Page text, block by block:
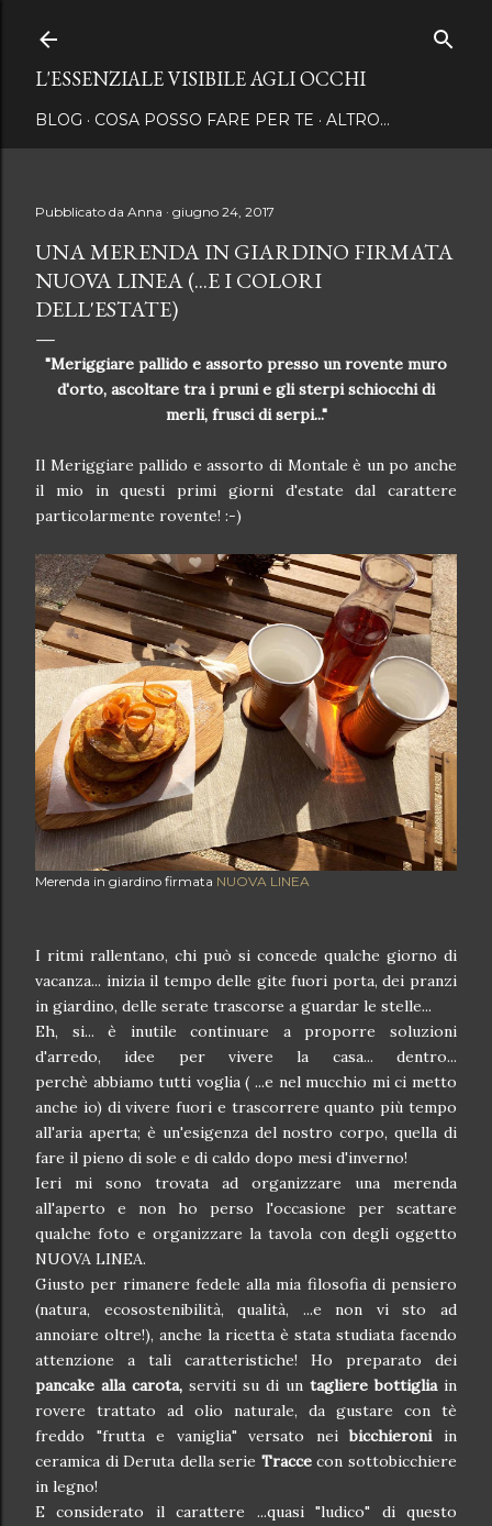
L'ESSENZIALE VISIBILE AGLI OCCHI
BLOG COSA POSSO FARE PER TE ALTRO…
Pubblicato da Anna giugno 24, 2017
UNA MERENDA IN GIARDINO FIRMATA
NUOVA LINEA (...E I COLORI
DELL'ESTATE)
"Meriggiare pallido e assorto presso un rovente muro
d'orto, ascoltare tra i pruni e gli sterpi schiocchi di
merli, frusci di serpi..."
Il Meriggiare pallido e assorto di Montale è un po anche
il mio in questi primi giorni d'estate dal carattere
particolarmente rovente! :-)
Merenda in giardino firmata NUOVA LINEA
I ritmi rallentano, chi può si concede qualche giorno di
vacanza... inizia il tempo delle gite fuori porta, dei pranzi
in giardino, delle serate trascorse a guardar le stelle...
Eh, si... è inutile continuare a proporre soluzioni
d'arredo, idee per vivere la casa... dentro...
perchè abbiamo tutti voglia ( ...e nel mucchio mi ci metto
anche io) di vivere fuori e trascorrere quanto più tempo
all'aria aperta; è un'esigenza del nostro corpo, quella di
fare il pieno di sole e di caldo dopo mesi d'inverno!
Ieri mi sono trovata ad organizzare una merenda
all'aperto e non ho perso l'occasione per scattare
qualche foto e organizzare la tavola con degli oggetto
NUOVA LINEA.
Giusto per rimanere fedele alla mia filosofia di pensiero
(natura, ecosostenibilità, qualità, ...e non vi sto ad
annoiare oltre!), anche la ricetta è stata studiata facendo
attenzione a tali caratteristiche! Ho preparato dei
pancake alla carota, serviti su di un tagliere bottigliain
rovere trattato ad olio naturale, da gustare con tè
freddo "frutta e vaniglia" versato neibicchieroniin
ceramica di Deruta della serie Traccecon sottobicchiere
in legno!
E considerato il carattere ...quasi "ludico" di questo